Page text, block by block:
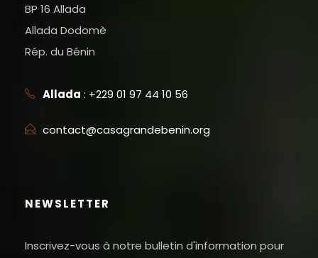
BP 16 Allada
Allada Dodomè
Rép. du Bénin
Allada : +229 01 97 44 10 56
contact@casagrandebenin.org
NEWSLETTER
Inscrivez-vous à notre bulletin d'information pour